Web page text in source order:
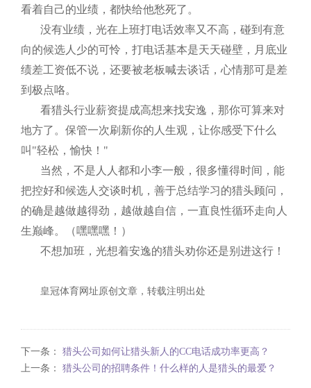
看着自己的业绩，都快给他愁死了。
没有业绩，光在上班打电话效率又不高，碰到有意
向的候选人少的可怜，打电话基本是天天碰壁，月底业
绩差工资低不说，还要被老板喊去谈话，心情那可是差
到极点咯。
看猎头行业薪资提成高想来找安逸，那你可算来对
地方了。保管一次刷新你的人生观，让你感受下什么
叫"轻松，愉快！"
当然，不是人人都和小李一般，很多懂得时间，能
把控好和候选人交谈时机，善于总结学习的猎头顾问，
的确是越做越得劲，越做越自信，一直良性循环走向人
生巅峰。（嘿嘿嘿！）
不想加班，光想着安逸的猎头劝你还是别进这行！
皇冠体育网址原创文章，转载注明出处
下一条： 猎头公司如何让猎头新人的CC电话成功率更高？
上一条： 猎头公司的招聘条件！什么样的人是猎头的最爱？